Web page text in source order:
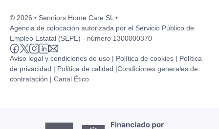
© 2026 • Senniors Home Care SL •
Agencia de colocación autorizada por el Servicio Público de
Empleo Estatal (SEPE) - número 1300000370
Aviso legal y condiciones de uso | Política de cookies | Política
de privacidad | Política de calidad |Condiciones generales de
contratación | Canal Ético